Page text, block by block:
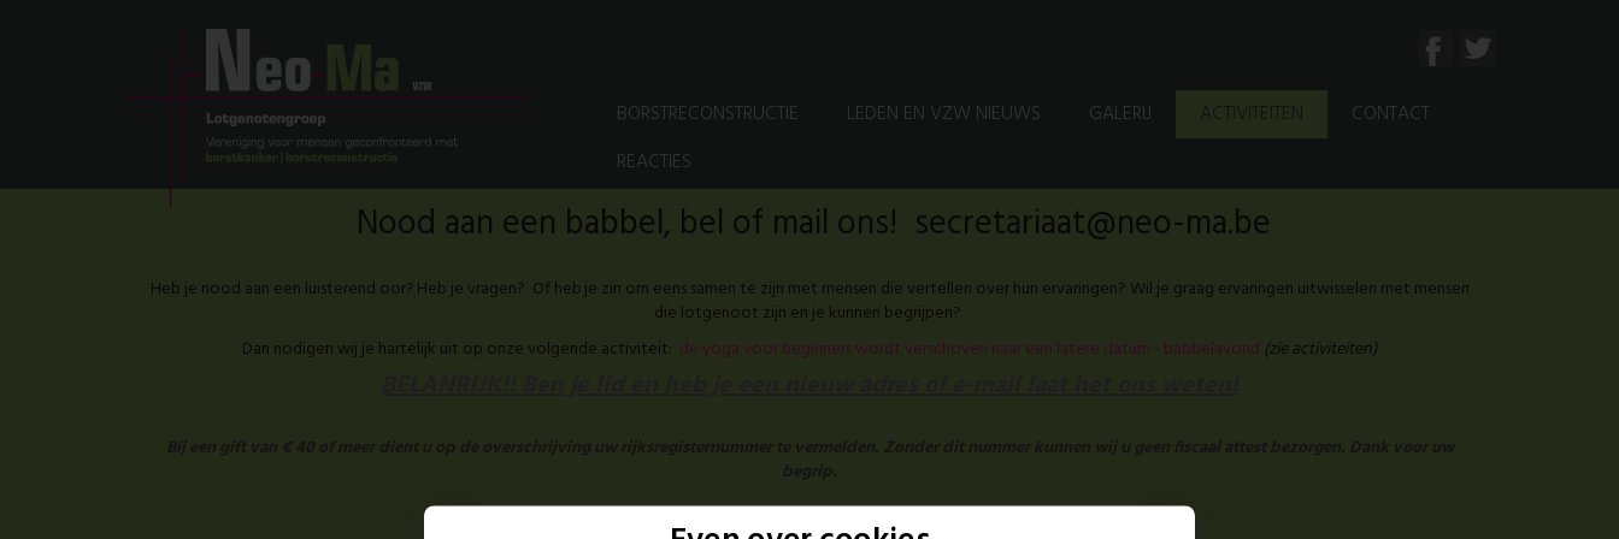
BORSTRECONSTRUCTIE LEDEN EN VZW NIEUWS GALERIJ ACTIVITEITEN
CONTACT
REACTIES
Nood aan een babbel, bel of mail ons! secretariaat@neo-ma.be
Heb je nood aan een luisterend oor? Heb je vragen? Of heb je zin om eens samen te zijn met mensen die vertellen over hun ervaringen? Wil je graag ervaringen uitwisselen met mensen
die lotgenoot zijn en je kunnen begrijpen?
Dan nodigen wij je hartelijk uit op onze volgende activiteit: de yoga voor beginners wordt verschoven naar een latere datum - babbelavond (zie activiteiten)